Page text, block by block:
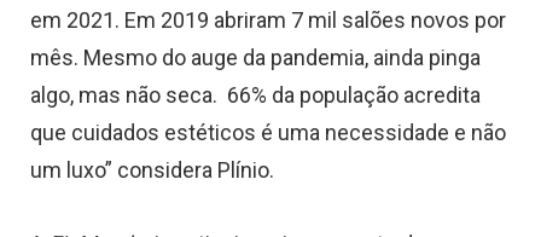
em 2021. Em 2019 abriram 7 mil salões novos por
mês. Mesmo do auge da pandemia, ainda pinga
algo, mas não seca. 66% da população acredita
que cuidados estéticos é uma necessidade e não
um luxo” considera Plínio.